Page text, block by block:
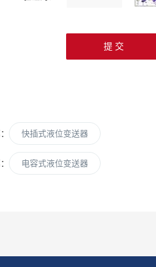
快插式液位变送器
电容式液位变送器